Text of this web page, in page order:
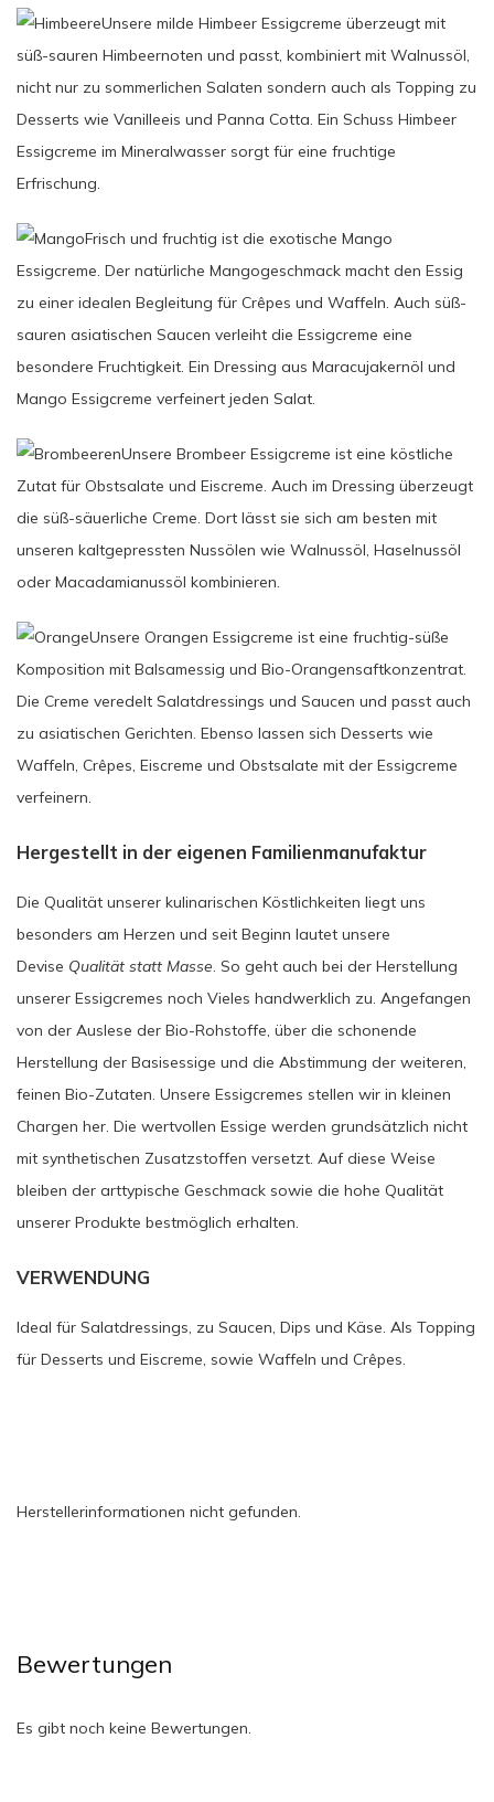
Unsere milde Himbeer Essigcreme überzeugt mit
süß-sauren Himbeernoten und passt, kombiniert mit Walnussöl,
nicht nur zu sommerlichen Salaten sondern auch als Topping zu
Desserts wie Vanilleeis und Panna Cotta. Ein Schuss Himbeer
Essigcreme im Mineralwasser sorgt für eine fruchtige
Erfrischung.
Frisch und fruchtig ist die exotische Mango
Essigcreme. Der natürliche Mangogeschmack macht den Essig
zu einer idealen Begleitung für Crêpes und Waffeln. Auch süß-
sauren asiatischen Saucen verleiht die Essigcreme eine
besondere Fruchtigkeit. Ein Dressing aus Maracujakernöl und
Mango Essigcreme verfeinert jeden Salat.
Unsere Brombeer Essigcreme ist eine köstliche
Zutat für Obstsalate und Eiscreme. Auch im Dressing überzeugt
die süß-säuerliche Creme. Dort lässt sie sich am besten mit
unseren kaltgepressten Nussölen wie Walnussöl, Haselnussöl
oder Macadamianussöl kombinieren.
Unsere Orangen Essigcreme ist eine fruchtig-süße
Komposition mit Balsamessig und Bio-Orangensaftkonzentrat.
Die Creme veredelt Salatdressings und Saucen und passt auch
zu asiatischen Gerichten. Ebenso lassen sich Desserts wie
Waffeln, Crêpes, Eiscreme und Obstsalate mit der Essigcreme
verfeinern.
Hergestellt in der eigenen Familienmanufaktur
Die Qualität unserer kulinarischen Köstlichkeiten liegt uns
besonders am Herzen und seit Beginn lautet unsere
Devise Qualität statt Masse. So geht auch bei der Herstellung
unserer Essigcremes noch Vieles handwerklich zu. Angefangen
von der Auslese der Bio-Rohstoffe, über die schonende
Herstellung der Basisessige und die Abstimmung der weiteren,
feinen Bio-Zutaten. Unsere Essigcremes stellen wir in kleinen
Chargen her. Die wertvollen Essige werden grundsätzlich nicht
mit synthetischen Zusatzstoffen versetzt. Auf diese Weise
bleiben der arttypische Geschmack sowie die hohe Qualität
unserer Produkte bestmöglich erhalten.
VERWENDUNG
Ideal für Salatdressings, zu Saucen, Dips und Käse. Als Topping
für Desserts und Eiscreme, sowie Waffeln und Crêpes.
Herstellerinformationen nicht gefunden.
Bewertungen
Es gibt noch keine Bewertungen.